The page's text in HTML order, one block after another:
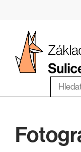
Hledat: